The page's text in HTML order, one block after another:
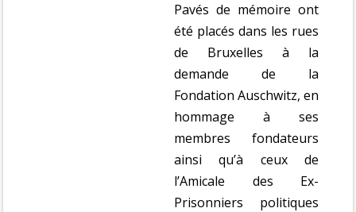
Pavés de mémoire ont
été placés dans les rues
de Bruxelles à la
demande de la
Fondation Auschwitz, en
hommage à ses
membres fondateurs
ainsi qu’à ceux de
l’Amicale des Ex-
Prisonniers politiques